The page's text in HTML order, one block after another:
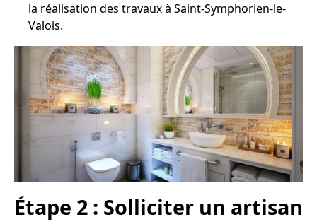
la réalisation des travaux à Saint-Symphorien-le-
Valois.
Étape 2 : Solliciter un artisan